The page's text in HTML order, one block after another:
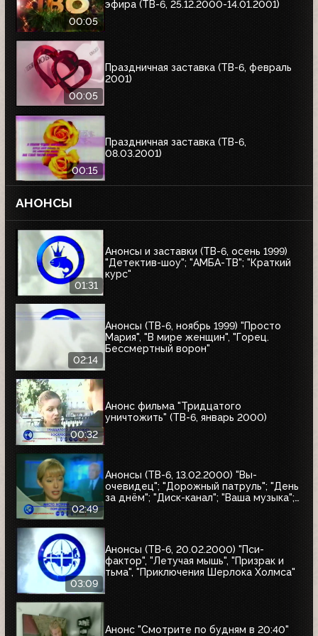
00:05
эфира (ТВ-6, 25.12.2000-14.01.2001)
00:05
Праздничная заставка (ТВ-6, февраль
2001)
00:15
Праздничная заставка (ТВ-6,
08.03.2001)
АНОНСЫ
01:31
Анонсы и заставки (ТВ-6, осень 1999)
"Детектив-шоу"; "АМБА-ТВ"; "Краткий
курс"
02:14
Анонсы (ТВ-6, ноябрь 1999) "Просто
Мария", "В мире женщин", "Горец.
Бессмертный ворон"
00:32
Анонс фильма "Тридцатого
уничтожить" (ТВ-6, январь 2000)
02:49
Анонсы (ТВ-6, 13.02.2000) "Вы-
очевидец"; "Дорожный патруль"; "День
за днём"; "Диск-канал"; "Ваша музыка";
03:09
Анонсы (ТВ-6, 20.02.2000) "Пси-
фактор", "Летучая мышь", "Призрак и
тьма", "Приключения Шерлока Холмса"
Анонс "Смотрите по будням в 20:40"